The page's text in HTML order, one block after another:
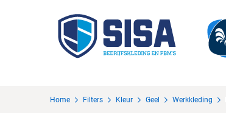
Home Filters Kleur Geel Werkkleding